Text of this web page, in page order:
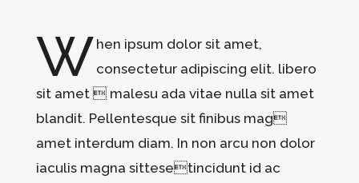
W hen ipsum dolor sit amet,
consectetur adipiscing elit. libero
sit amet  malesu ada vitae nulla sit amet
blandit. Pellentesque sit finibus mag
amet interdum diam. In non arcu non dolor
iaculis magna sittesetincidunt id ac